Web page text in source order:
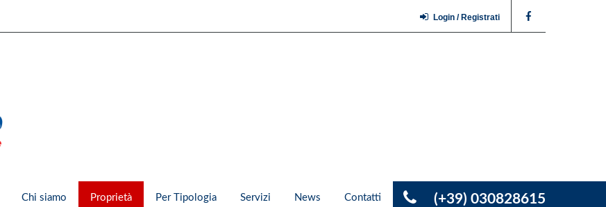
Login / Registrati
(+39) 030828615
Chi siamo Proprietà Per Tipologia Servizi News Contatti